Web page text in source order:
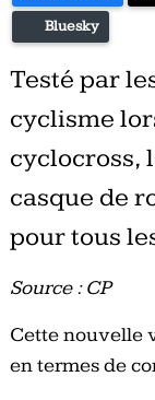
Bluesky
Testé par
cyclisme
cyclocross,
casque de
pour tous
Source : CP
Cette nouvelle
en termes de